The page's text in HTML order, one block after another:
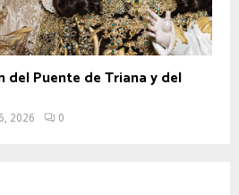
del Puente de Triana y del
2026 0